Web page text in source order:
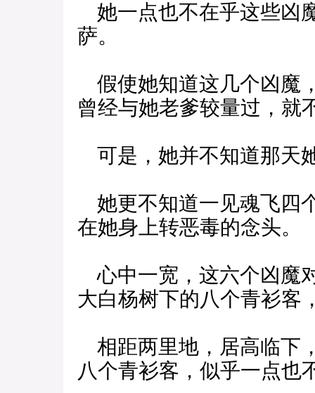
她一点也不在乎这些凶
萨。
假使她知道这几个凶魔
曾经与她老爹较量过，就
可是，她并不知道那天
她更不知道一见魂飞四
在她身上转恶毒的念头。
心中一宽，这六个凶魔
大白杨树下的八个青衫客
相距两里地，居高临下
八个青衫客，似乎一点也